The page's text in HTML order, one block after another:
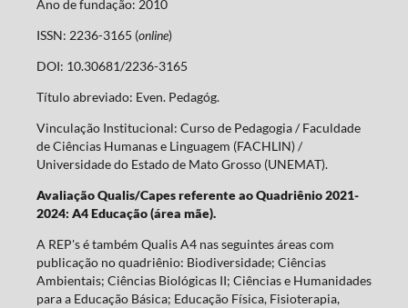
Ano de fundação: 2010
ISSN: 2236-3165 (online)
DOI: 10.30681/2236-3165
Título abreviado: Even. Pedagóg.
Vinculação Institucional: Curso de Pedagogia / Faculdade
de Ciências Humanas e Linguagem (FACHLIN) /
Universidade do Estado de Mato Grosso (UNEMAT).
Avaliação Qualis/Capes referente ao Quadriênio 2021-
2024: A4 Educação (área mãe).
A REP's é também Qualis A4 nas seguintes áreas com
publicação no quadriênio: Biodiversidade; Ciências
Ambientais; Ciências Biológicas II; Ciências e Humanidades
para a Educação Básica; Educação Física, Fisioterapia,